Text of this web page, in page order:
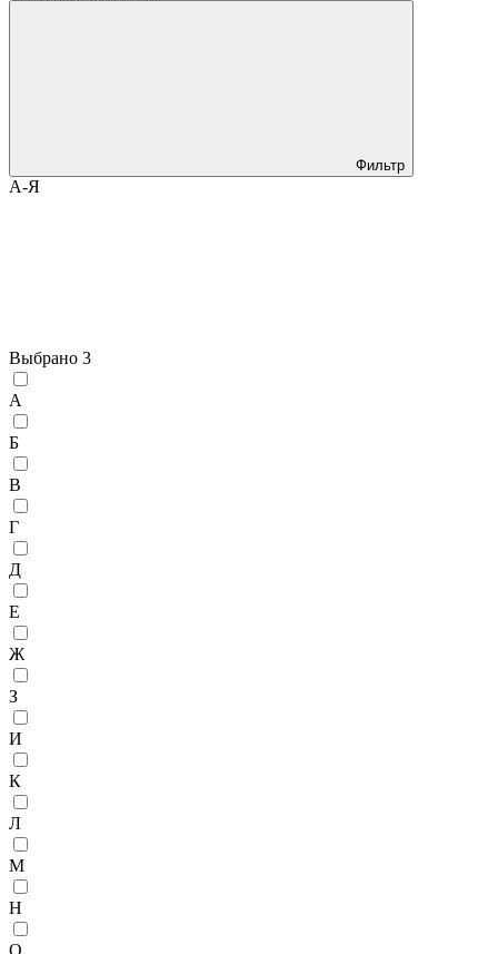
Фильтр
А-Я
Выбрано 3
А
Б
В
Г
Д
Е
Ж
З
И
К
Л
М
Н
О